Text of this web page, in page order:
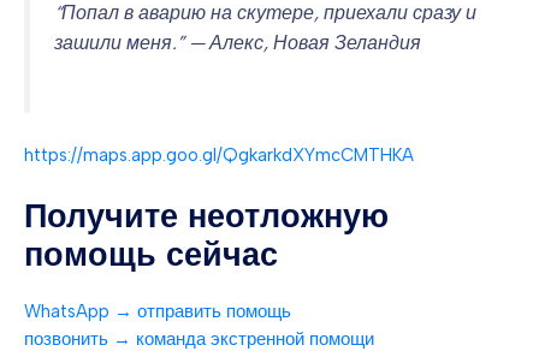
“Попал в аварию на скутере, приехали сразу и
зашили меня.” — Алекс, Новая Зеландия
https://maps.app.goo.gl/QgkarkdXYmcCMTHKA
Получите неотложную
помощь сейчас
WhatsApp → отправить помощь
позвонить → команда экстренной помощи